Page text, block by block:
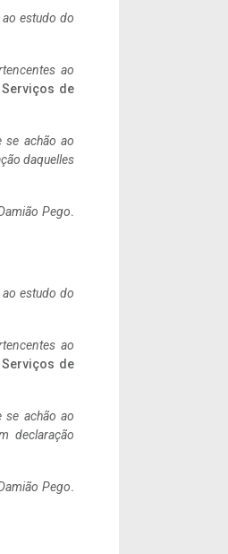
estudo do
ao
de
se achão ao
daquelles
Pego.
estudo do
ao
de
se achão ao
declaração
Pego.